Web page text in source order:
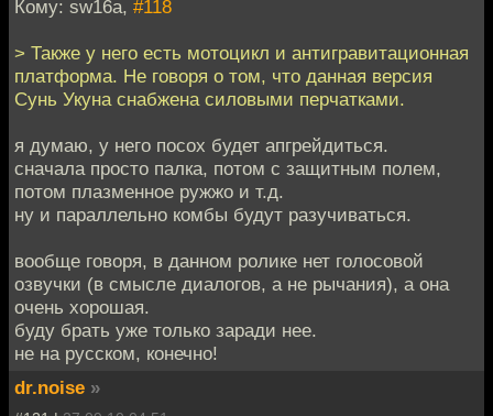
Кому: sw16a, #118
> Также у него есть мотоцикл и антигравитационная
платформа. Не говоря о том, что данная версия
Сунь Укуна снабжена силовыми перчатками.
я думаю, у него посох будет апгрейдиться.
сначала просто палка, потом с защитным полем,
потом плазменное ружжо и т.д.
ну и параллельно комбы будут разучиваться.
вообще говоря, в данном ролике нет голосовой
озвучки (в смысле диалогов, а не рычания), а она
очень хорошая.
буду брать уже только заради нее.
не на русском, конечно!
dr.noise »